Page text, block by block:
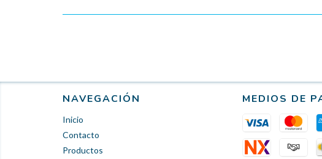
NAVEGACIÓN
Inicio
Contacto
Productos
MEDIOS DE